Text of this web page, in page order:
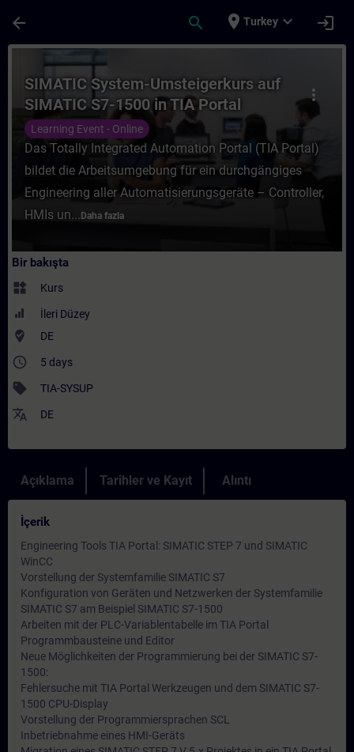
arrow_back search place Turkey expand_more login
Kurs - SIMATIC System-Umsteigerkurs
more_vert
SIMATIC System-Umsteigerkurs auf
SIMATIC S7-1500 in TIA Portal
(Online-Training)
Learning Event - Online
Das Totally Integrated Automation Portal (TIA Portal)
bildet die Arbeitsumgebung für ein durchgängiges
Engineering aller Automatisierungsgeräte – Controller,
HMIs un... Daha fazla
Bir bakışta
widgets Kurs
İleri Düzey
where_to_vote DE
access_time 5 days
sell TIA-SYSUP
translate DE
Açıklama Tarihler ve Kayıt Alıntı
İçerik
Engineering Tools TIA Portal: SIMATIC STEP 7 und SIMATIC
WinCC
Vorstellung der Systemfamilie SIMATIC S7
Konfiguration von Geräten und Netzwerken der Systemfamilie
SIMATIC S7 am Beispiel SIMATIC S7-1500
Arbeiten mit der PLC-Variablentabelle im TIA Portal
Programmbausteine und Editor
Neue Möglichkeiten der Programmierung bei der SIMATIC S7-
1500:
Fehlersuche mit TIA Portal Werkzeugen und dem SIMATIC S7-
1500 CPU-Display
Vorstellung der Programmiersprachen SCL
Inbetriebnahme eines HMI-Geräts